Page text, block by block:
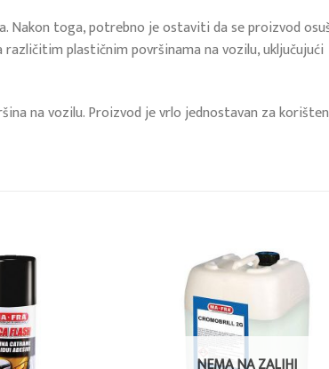
Nakon toga, potrebno je ostaviti da se proizvod
plastičnim površinama na vozilu, uključujući
na vozilu. Proizvod je vrlo jednostavan za